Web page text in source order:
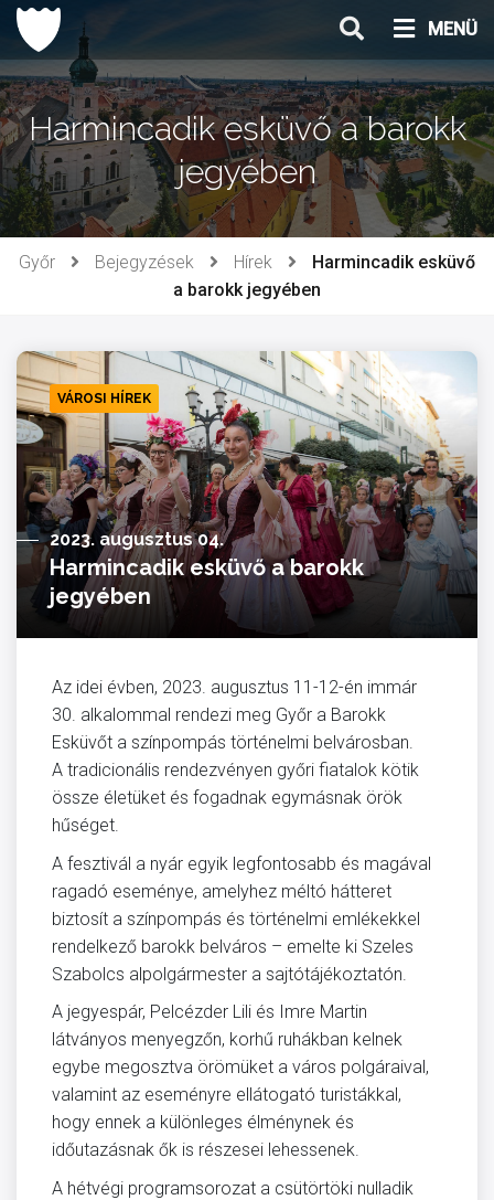
Ugrás
tartalomhoz
MENÜ
Harmincadik esküvő a barokk
jegyében
Győr Bejegyzések Hírek
Harmincadik esküvő
a barokk jegyében
VÁROSI HÍREK
2023. augusztus 04.
Harmincadik esküvő a barokk
jegyében
Az idei évben, 2023. augusztus 11-12-én immár
30. alkalommal rendezi meg Győr a Barokk
Esküvőt a színpompás történelmi belvárosban.
A tradicionális rendezvényen győri fiatalok kötik
össze életüket és fogadnak egymásnak örök
hűséget.
A fesztivál a nyár egyik legfontosabb és magával
ragadó eseménye, amelyhez méltó hátteret
biztosít a színpompás és történelmi emlékekkel
rendelkező barokk belváros – emelte ki Szeles
Szabolcs alpolgármester a sajtótájékoztatón.
A jegyespár, Pelcézder Lili és Imre Martin
látványos menyegzőn, korhű ruhákban kelnek
egybe megosztva örömüket a város polgáraival,
valamint az eseményre ellátogató turistákkal,
hogy ennek a különleges élménynek és
időutazásnak ők is részesei lehessenek.
A hétvégi programsorozat a csütörtöki nulladik